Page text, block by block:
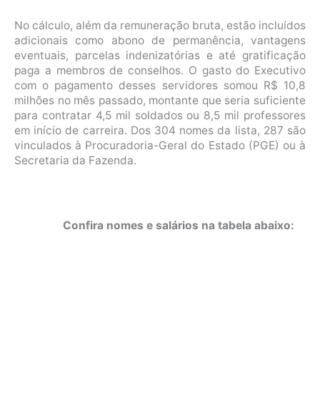
No cálculo, além da remuneração bruta, estão incluídos
adicionais como abono de permanência, vantagens
eventuais, parcelas indenizatórias e até gratificação
paga a membros de conselhos. O gasto do Executivo
com o pagamento desses servidores somou R$ 10,8
milhões no mês passado, montante que seria suficiente
para contratar 4,5 mil soldados ou 8,5 mil professores
em início de carreira. Dos 304 nomes da lista, 287 são
vinculados à Procuradoria-Geral do Estado (PGE) ou à
Secretaria da Fazenda.
Confira nomes e salários na tabela abaixo: